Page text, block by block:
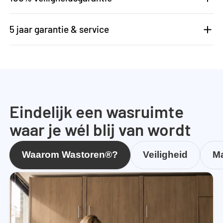
5 jaar garantie & service
Eindelijk een wasruimte
waar je wél blij van wordt
Waarom Wastoren®? Veiligheid